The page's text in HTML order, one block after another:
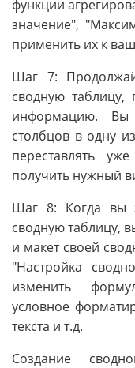
функции
значение",
применить их к
Шаг 7:
сводную
информацию. Вы
столбцов в одну
переставлять
получить нужный
Шаг 8: Когда вы
сводную таблицу,
и макет своей
"Настройка
изменить
условное
текста и т.д.
Создание